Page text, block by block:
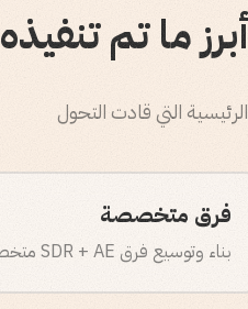
أبرز ما تم تنفيذه
التي قادت التحول
فرق متخصصة
بناء وتوسيع فرق SDR + AE متخصصة في الشحن من الصفر.